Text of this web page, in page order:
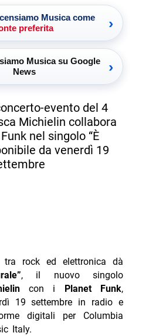
Musica come
preferita
›
Musica su Google
News
›
evento del 4
Michielin collabora
nel singolo “È
da venerdì 19
tra rock ed elettronica dà
, il nuovo singolo
con i Planet Funk,
19 settembre in radio e
digitali per Columbia
Italy.